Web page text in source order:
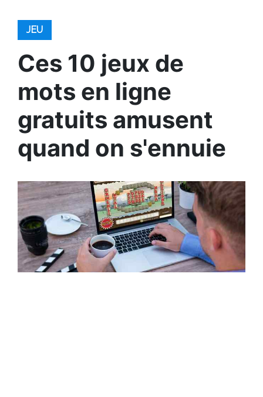
JEU
Ces 10 jeux de
mots en ligne
gratuits amusent
quand on s'ennuie